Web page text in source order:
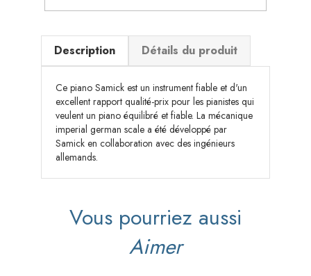
Description Détails du produit
Ce piano Samick est un instrument fiable et d'un
excellent rapport qualité-prix pour les pianistes qui
veulent un piano équilibré et fiable. La mécanique
imperial german scale a été développé par
Samick en collaboration avec des ingénieurs
allemands.
Vous pourriez aussi
Aimer